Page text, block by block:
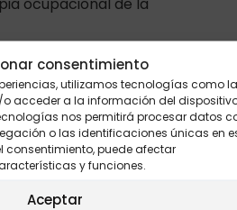
consentimiento
utilizamos tecnologías como
acceder a la información del
nos permitirá procesar datos
o las identificaciones únicas en
consentimiento, puede afectar
y funciones.
Aceptar
recursos de apoyo y
discapacidad intelectual,
de salud mental,
situación de dependencia y
de exclusión social.
Aspanias Burgos ofreció
personas a través de sus 980